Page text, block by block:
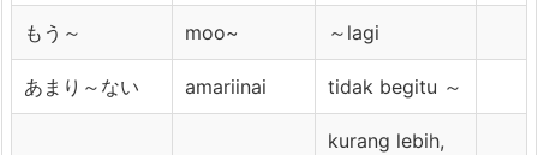
もう～ moo~ ～lagi
あまり～ない amariinai tidak begitu ～
kurang lebih,